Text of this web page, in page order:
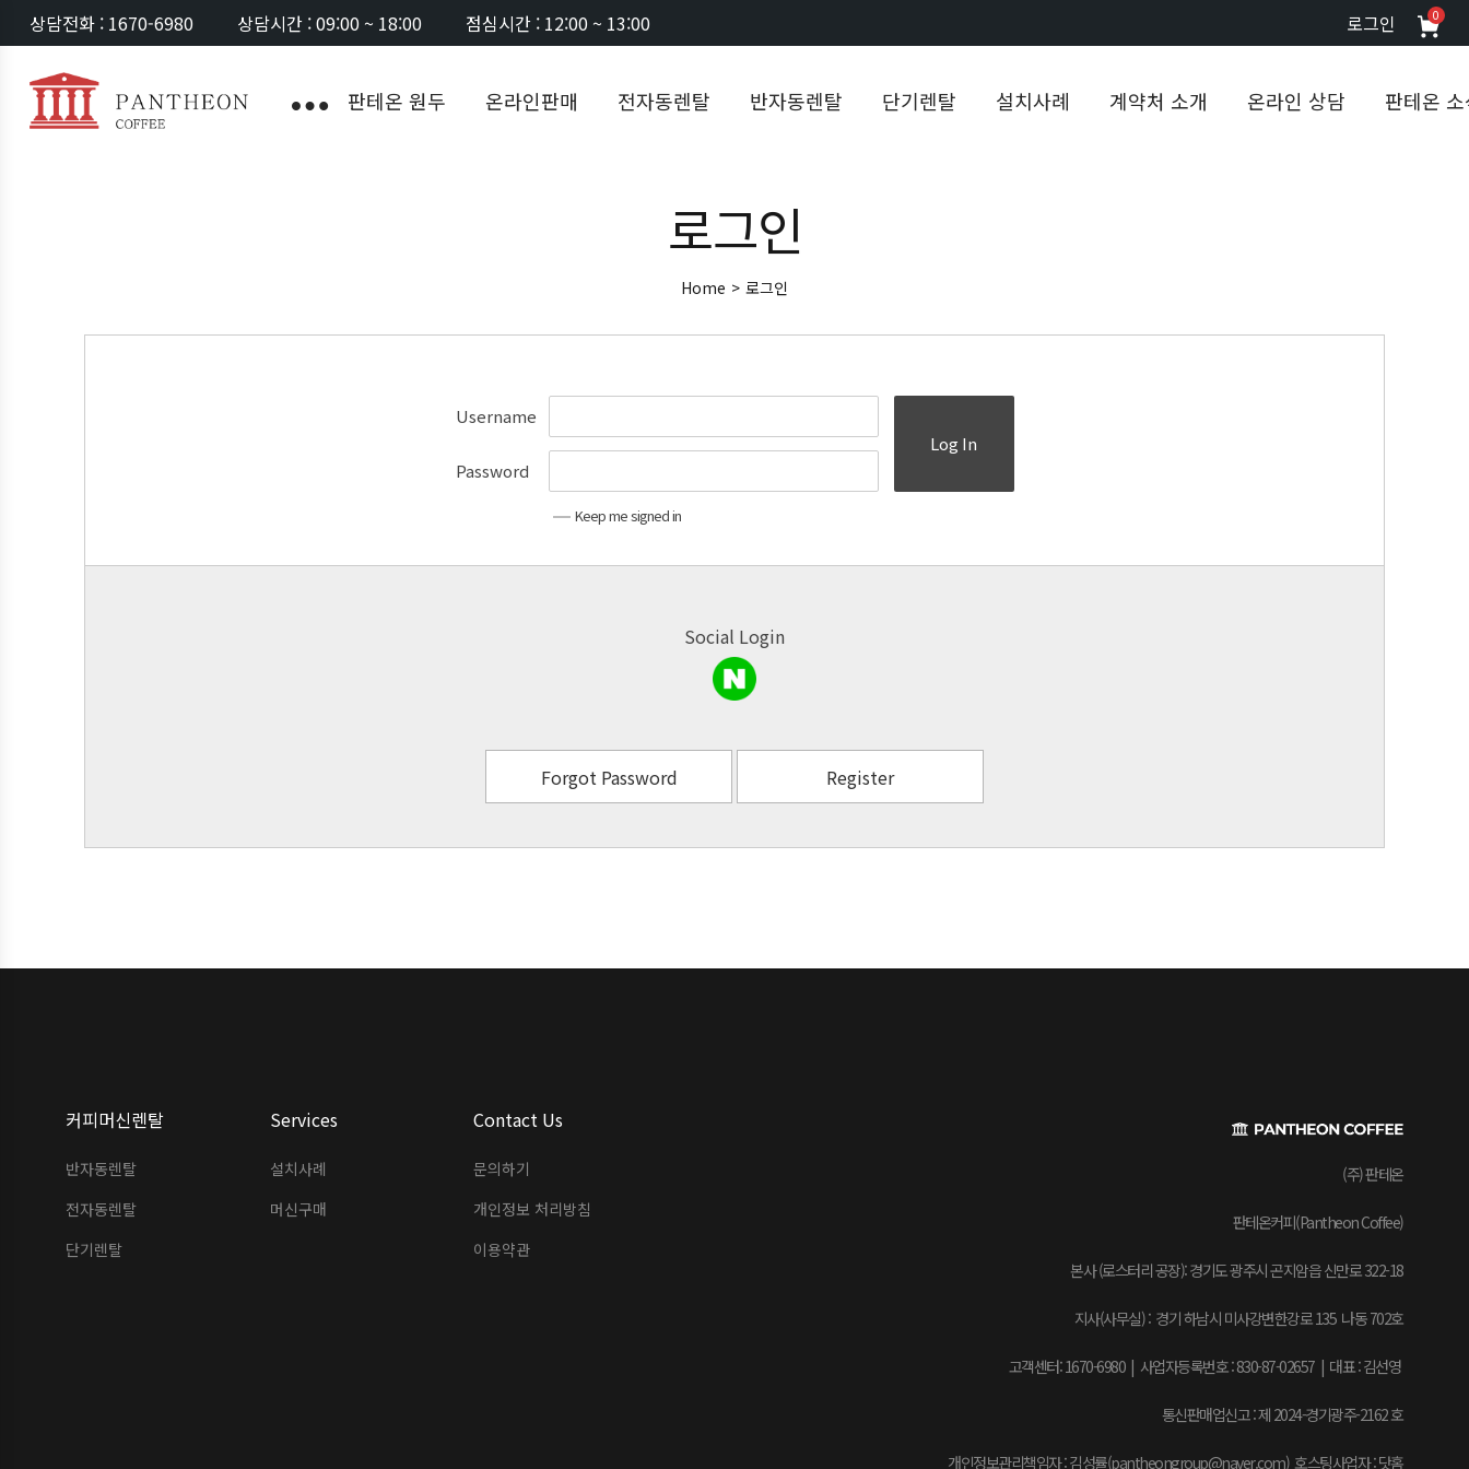
상담전화 : 1670-6980 상담시간 : 09:00 ~ 18:00 점심시간 : 12:00 ~ 13:00 로그인 0
판테온 원두 온라인판매 전자동렌탈 반자동렌탈 단기렌탈 설치사례 계약처 소개 온라인 상담 판테온
로그인
Home > 로그인
Username
Password
Keep me signed in
Log In
Social Login
Forgot Password Register
커피머신렌탈
반자동렌탈
전자동렌탈
단기렌탈
Services
설치사례
머신구매
Contact Us
문의하기
개인정보 처리방침
이용약관
(주) 판테온
판테온커피(Pantheon Coffee)
본사 (로스터리 공장): 경기도 광주시 곤지암읍 신만로 322-18
지사(사무실) : 경기 하남시 미사강변한강로 135 나동 702호
고객센터: 1670-6980 | 사업자등록번호 : 830-87-02657 | 대표 : 김선영
통신판매업신고 : 제 2024-경기광주-2162 호
개인정보관리책임자 : 김성률(pantheongroup@naver.com) 호스팅사업자 : 닷홈